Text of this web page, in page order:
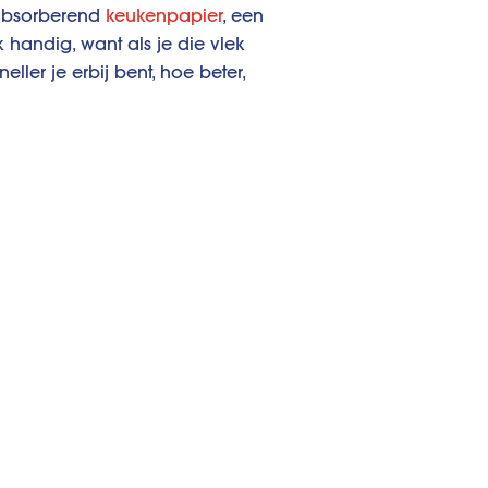
keukenpapier, een
handig, want als je die vlek
je erbij bent, hoe beter,